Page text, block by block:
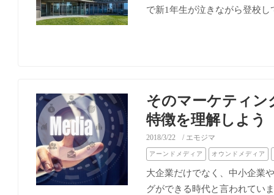
で新1年生が泣きながら登校し
そのマーケティン
特徴を理解しよう
2018/3/22 / エモジマ
アーンドメディア オウンドメディア
大企業だけでなく、中小企業
グができる時代と言われてい